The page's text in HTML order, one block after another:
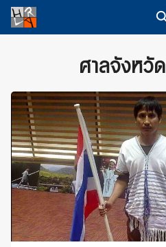
Skip
ศาลจังหวั